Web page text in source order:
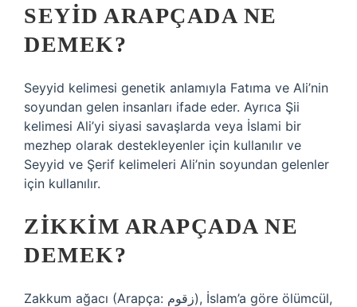
SEYID ARAPÇADA NE
DEMEK?
Seyyid kelimesi genetik anlamıyla Fatıma ve Ali’nin
soyundan gelen insanları ifade eder. Ayrıca Şii
kelimesi Ali’yi siyasi savaşlarda veya İslami bir
mezhep olarak destekleyenler için kullanılır ve
Seyyid ve Şerif kelimeleri Ali’nin soyundan gelenler
için kullanılır.
ZIKKIM ARAPÇADA NE
DEMEK?
Zakkum ağacı (Arapça: زقوم), İslam’a göre ölümcül,